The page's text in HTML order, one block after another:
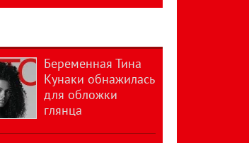
Беременная Тина
Кунаки обнажилась
для обложки
глянца